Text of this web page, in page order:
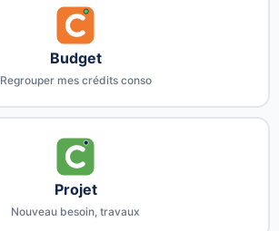
Budget
Regrouper mes crédits conso
Projet
Nouveau besoin, travaux